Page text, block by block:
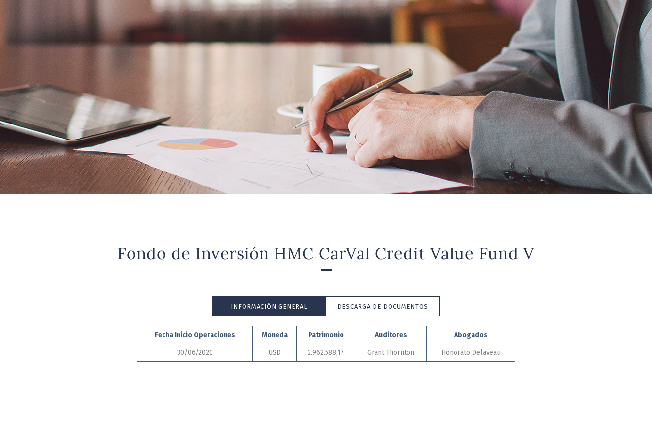
Fondo de Inversión HMC CarVal Credit Value Fund V
INFORMACIÓN GENERAL DESCARGA DE DOCUMENTOS
Fecha Inicio Operaciones Moneda Patrimonio Auditores Abogados
30/06/2020 USD 2.962.588,17 Grant Thornton Honorato Delaveau